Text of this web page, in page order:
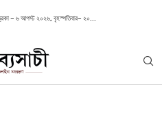
– ৬ আগস্ট ২০২৬, বৃহস্পতিবার– ২০...